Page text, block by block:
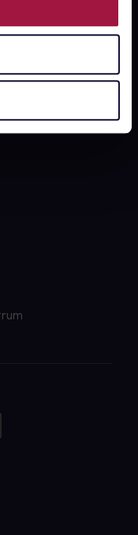
Artikel meist am